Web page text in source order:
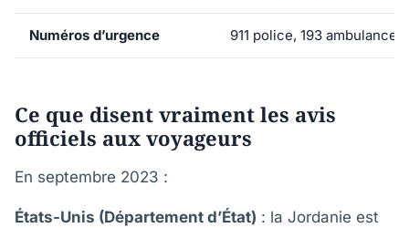
Numéros d’urgence 911 police, 193 ambulance,
Ce que disent vraiment les avis
officiels aux voyageurs
En septembre 2023 :
États-Unis (Département d’État) : la Jordanie est